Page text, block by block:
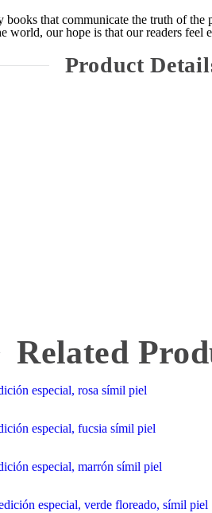
that communicate the truth of the
world, our hope is that our readers
Product
Related
especial, rosa símil piel
especial, fucsia símil piel
especial, marrón símil piel
especial, verde floreado, símil piel